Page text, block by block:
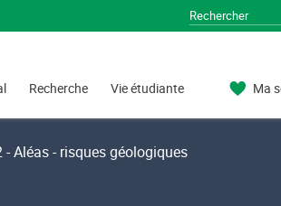
Recherche Vie étudiante Ma
Aléas - risques géologiques